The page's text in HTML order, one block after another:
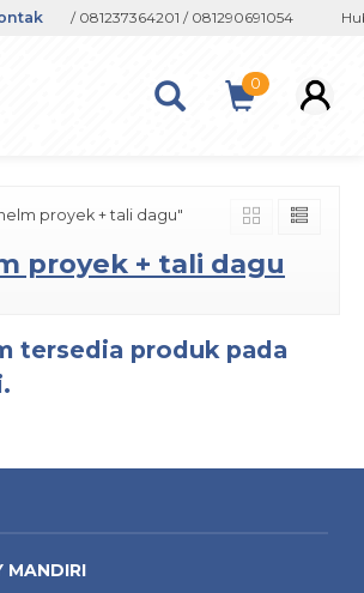
/ 081237364201 / 081290691054
0
proyek + tali dagu"
proyek + tali dagu
tersedia produk pada
MANDIRI